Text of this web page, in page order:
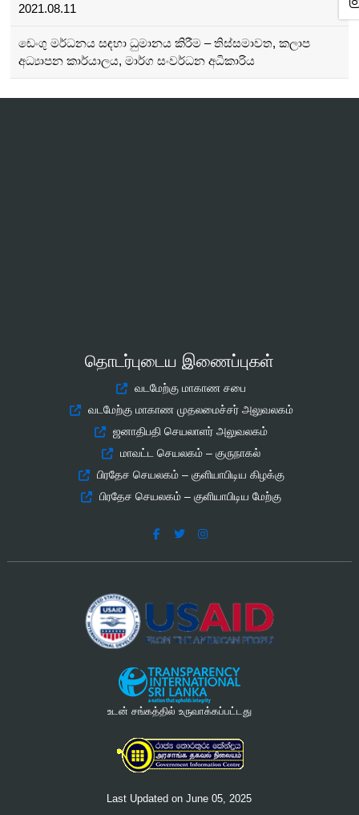
2021.08.11
ඩෙංගු මර්ධනය සඳහා ධුමානය කිරීම – තිස්සමාවත, කලාප
අධ්‍යාපන කාර්යාලය, මාර්ග සංවර්ධන අධිකාරිය
தொடர்புடைய இணைப்புகள்
வடமேற்கு மாகாண சபை
வடமேற்கு மாகாண முதலமைச்சர் அலுவலகம்
ஜனாதிபதி செயலாளர் அலுவலகம்
மாவட்ட செயலகம் – குருநாகல்
பிரதேச செயலகம் – குளியாபிடிய கிழக்கு
பிரதேச செயலகம் – குளியாபிடிய மேற்கு
உடன் சங்கத்தில் உருவாக்கப்பட்டது
Last Updated on June 05, 2025